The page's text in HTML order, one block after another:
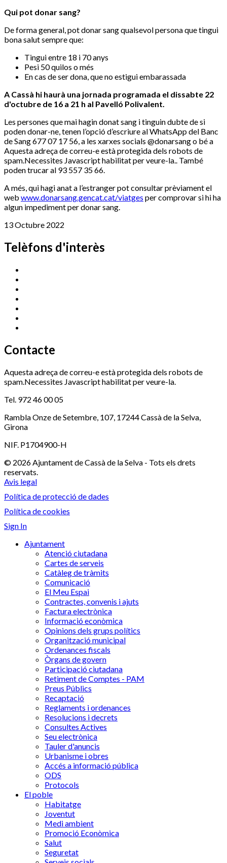
Qui pot donar sang?
De forma general, pot donar sang qualsevol persona que tingui
bona salut sempre que:
Tingui entre 18 i 70 anys
Pesi 50 quilos o més
En cas de ser dona, que no estigui embarassada
A Cassà hi haurà una jornada programada el dissabte 22
d'octubre de 16 a 21 h al Pavelló Polivalent.
Les persones que mai hagin donat sang i tinguin dubte de si
poden donar-ne, tenen l’opció d’escriure al WhatsApp del Banc
de Sang 677 07 17 56, a les xarxes socials @donarsang o bé a
Aquesta adreça de correu-e està protegida dels robots de
spam.Necessites Javascript habilitat per veure-la.. També
poden trucar al 93 557 35 66.
A més, qui hagi anat a l’estranger pot consultar prèviament el
web www.donarsang.gencat.cat/viatges per comprovar si hi ha
algun impediment per donar sang.
13 Octubre 2022
Telèfons d'interès
Contacte
Aquesta adreça de correu-e està protegida dels robots de
spam.Necessites Javascript habilitat per veure-la.
Tel. 972 46 00 05
Rambla Onze de Setembre, 107, 17244 Cassà de la Selva,
Girona
NIF. P1704900-H
© 2026 Ajuntament de Cassà de la Selva - Tots els drets
reservats.
Avis legal
Política de protecció de dades
Política de cookies
Sign In
Ajuntament
Atenció ciutadana
Cartes de serveis
Catàleg de tràmits
Comunicació
El Meu Espai
Contractes, convenis i ajuts
Factura electrònica
Informació econòmica
Opinions dels grups polítics
Organització municipal
Ordenances fiscals
Òrgans de govern
Participació ciutadana
Retiment de Comptes - PAM
Preus Públics
Recaptació
Reglaments i ordenances
Resolucions i decrets
Consultes Actives
Seu electrònica
Tauler d'anuncis
Urbanisme i obres
Accés a informació pública
ODS
Protocols
El poble
Habitatge
Joventut
Medi ambient
Promoció Econòmica
Salut
Seguretat